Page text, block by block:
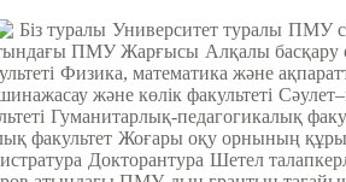
Біз туралы Университет туралы ПМУ
ПМУ Жарғысы Алқалы басқару
Физика, математика және
және көлік факультеті
Гуманитарлық-педагогикалық
факультет Жоғары оқу орнының
Докторантура Шетел